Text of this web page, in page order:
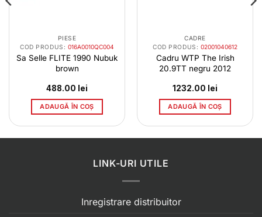
PIESE
COD PRODUS: 016A0010QC004
Sa Selle FLITE 1990 Nubuk
brown
488.00 lei
ADAUGĂ ÎN COȘ
CADRE
COD PRODUS: 02001040612
Cadru WTP The Irish
20.9TT negru 2012
1232.00 lei
ADAUGĂ ÎN COȘ
LINK-URI UTILE
Inregistrare distribuitor